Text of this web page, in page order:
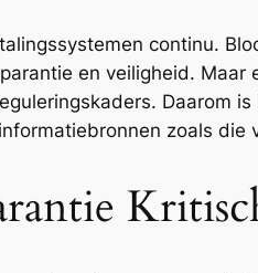
continu.
en veiligheid.
Daarom
zoals die